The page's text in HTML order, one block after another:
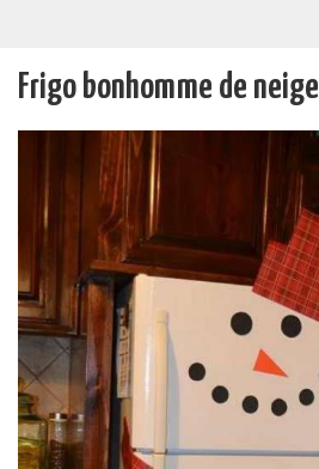
Frigo bonhomme de neige